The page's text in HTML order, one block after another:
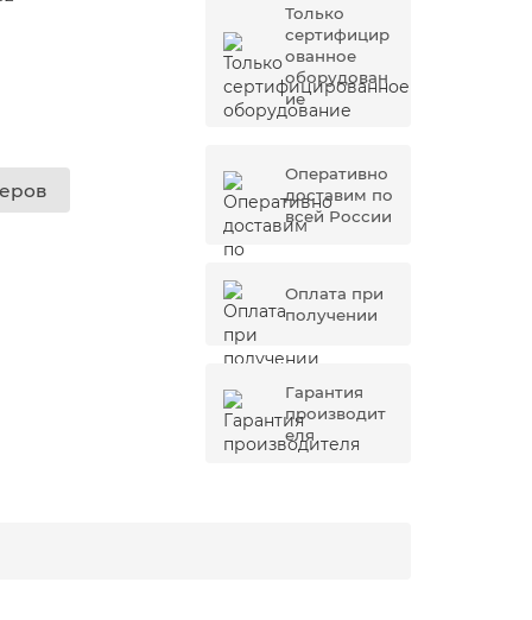
Только
сертифицир
ованное
оборудован
ие
Оперативно
доставим по
всей России
Оплата при
получении
Гарантия
производит
еля